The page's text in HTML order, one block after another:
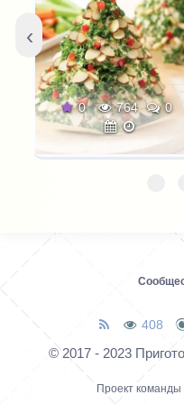
0 764 0
‹
408
© 2017 - 2023
Проект команды